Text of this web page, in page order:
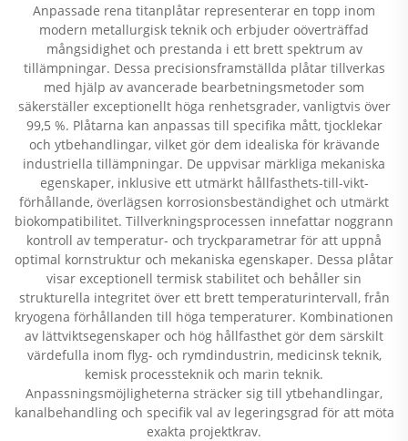
Anpassade rena titanplåtar representerar en topp inom
modern metallurgisk teknik och erbjuder oöverträffad
mångsidighet och prestanda i ett brett spektrum av
tillämpningar. Dessa precisionsframställda plåtar tillverkas
med hjälp av avancerade bearbetningsmetoder som
säkerställer exceptionellt höga renhetsgrader, vanligtvis över
99,5 %. Plåtarna kan anpassas till specifika mått, tjocklekar
och ytbehandlingar, vilket gör dem idealiska för krävande
industriella tillämpningar. De uppvisar märkliga mekaniska
egenskaper, inklusive ett utmärkt hållfasthets-till-vikt-
förhållande, överlägsen korrosionsbeständighet och utmärkt
biokompatibilitet. Tillverkningsprocessen innefattar noggrann
kontroll av temperatur- och tryckparametrar för att uppnå
optimal kornstruktur och mekaniska egenskaper. Dessa plåtar
visar exceptionell termisk stabilitet och behåller sin
strukturella integritet över ett brett temperaturintervall, från
kryogena förhållanden till höga temperaturer. Kombinationen
av lättviktsegenskaper och hög hållfasthet gör dem särskilt
värdefulla inom flyg- och rymdindustrin, medicinsk teknik,
kemisk processteknik och marin teknik.
Anpassningsmöjligheterna sträcker sig till ytbehandlingar,
kanalbehandling och specifik val av legeringsgrad för att möta
exakta projektkrav.